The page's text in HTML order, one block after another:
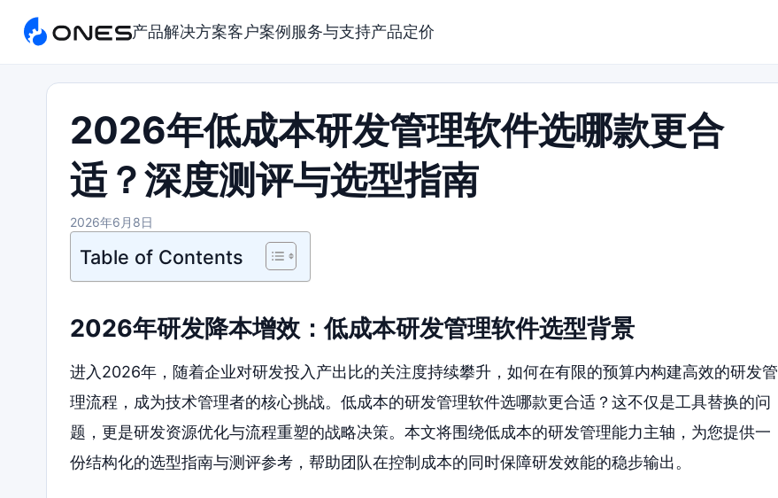
产品解决方案客户案例 服务与支持产品定价
2026年低成本研发管理软件选哪款更合
适？深度测评与选型指南
2026年6月8日
Table of Contents
2026年研发降本增效：低成本研发管理软件选型背景
进入2026年，随着企业对研发投入产出比的关注度持续攀升，如何在有限的预算内构建高效的研发管
理流程，成为技术管理者的核心挑战。低成本的研发管理软件选哪款更合适？这不仅是工具替换的问
题，更是研发资源优化与流程重塑的战略决策。本文将围绕低成本的研发管理能力主轴，为您提供一
份结构化的选型指南与测评参考，帮助团队在控制成本的同时保障研发效能的稳步输出。